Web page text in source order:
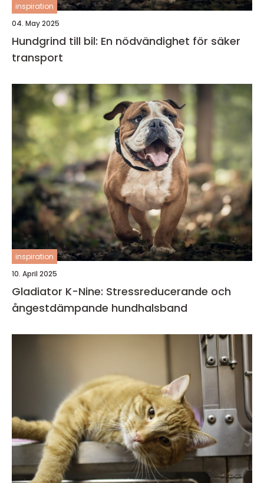
inspiration
04. May 2025
Hundgrind till bil: En nödvändighet för säker
transport
inspiration
10. April 2025
Gladiator K-Nine: Stressreducerande och
ångestdämpande hundhalsband